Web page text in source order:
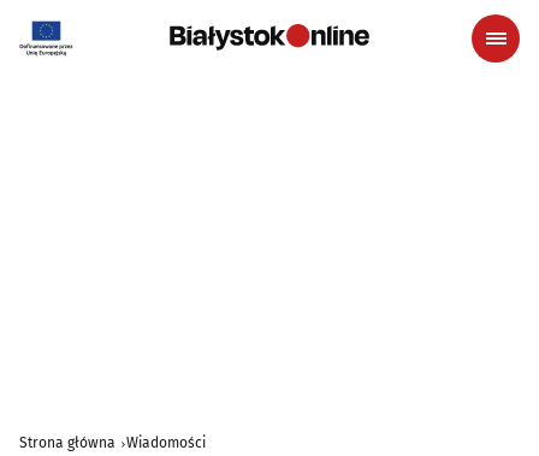
Strona główna Wiadomości